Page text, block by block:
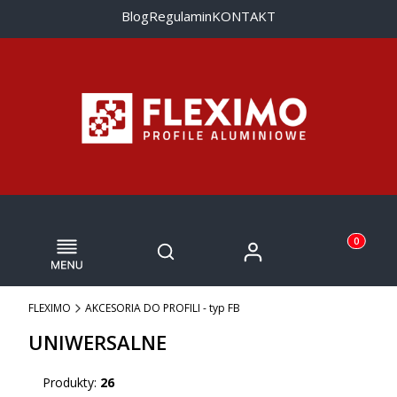
BlogRegulaminKONTAKT
Menu Otwórz wyszukiwarkę
Szukaj Zaloguj się Produkty
Koszyk
FLEXIMO AKCESORIA DO PROFILI - typ FB
UNIWERSALNE
Produkty: 26